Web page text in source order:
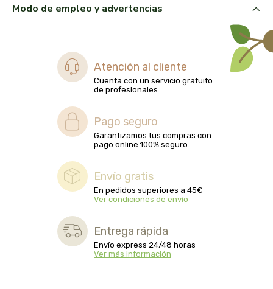
Modo de empleo y advertencias
Atención al cliente
Cuenta con un servicio gratuito
de profesionales.
Pago seguro
Garantizamos tus compras con
pago online 100% seguro.
Envío gratis
En pedidos superiores a 45€
Ver condiciones de envío
Entrega rápida
Envío express 24/48 horas
Ver más información
carrau y cia- sara
casa ibañez
castagno
catalysis
cien por cien natural
como una reina